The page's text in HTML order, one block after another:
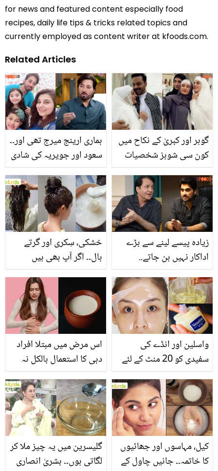
for news and featured content especially food
recipes, daily life tips & tricks related topics and
currently employed as content writer at kfoods.com.
Related Articles
ہماری ارینج میرج تھی اور۔۔
سعود اور جویریہ کی شادی
حیران کن انکشاف
گوہر اور کبریٰ کے نکاح میں
کون سی شوبز شخصیات
نکاح کی دل چھو لینے والی
ویڈیو
خشکی، سِکری اور گرتے
بال۔۔ اگر آپ بھی ہیں
چینی ڈال کر بتائے ہوئے
طریقے سے استعمال کریں
اور کمال دیکھیں
زیادہ پیسے لینے سے بڑے
اداکار نہیں بن جاتے..
تنقید کا ہمایوں سعید نے کیا
منہ توڑ جواب دیا؟
اس مرض میں مبتلا افراد
دہی کا استعمال بالکل نہ
واسلین اور انڈے کی
سفیدی کو 20 منٹ کے لئے
کے فیشل جیسی شائن گھر
بیٹھے حاصل کریں
گلیسرین میں یہ چیز ملا کر
لگاتی ہوں۔۔ بشریٰ انصاری
کیل، مہاسوں اور جھائیوں
کا خاتمہ۔۔ جانیں چاول کے